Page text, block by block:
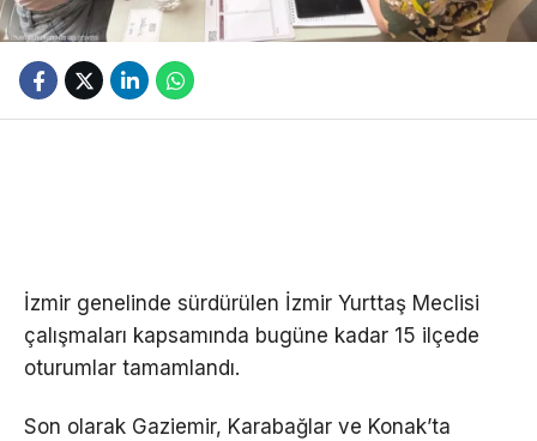
İzmir genelinde sürdürülen İzmir Yurttaş Meclisi
çalışmaları kapsamında bugüne kadar 15 ilçede
oturumlar tamamlandı.
Son olarak Gaziemir, Karabağlar ve Konak’ta